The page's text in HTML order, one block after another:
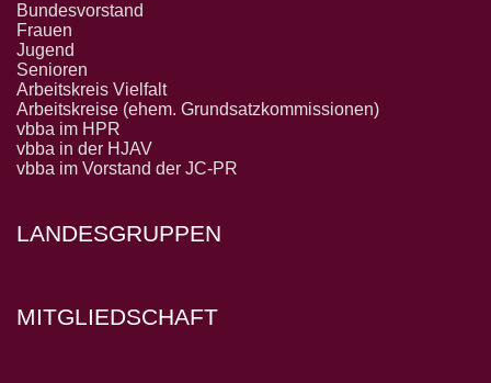
Bundesvorstand
Frauen
Jugend
Senioren
Arbeitskreis Vielfalt
Arbeitskreise (ehem. Grundsatzkommissionen)
vbba im HPR
vbba in der HJAV
vbba im Vorstand der JC-PR
LANDESGRUPPEN
MITGLIEDSCHAFT